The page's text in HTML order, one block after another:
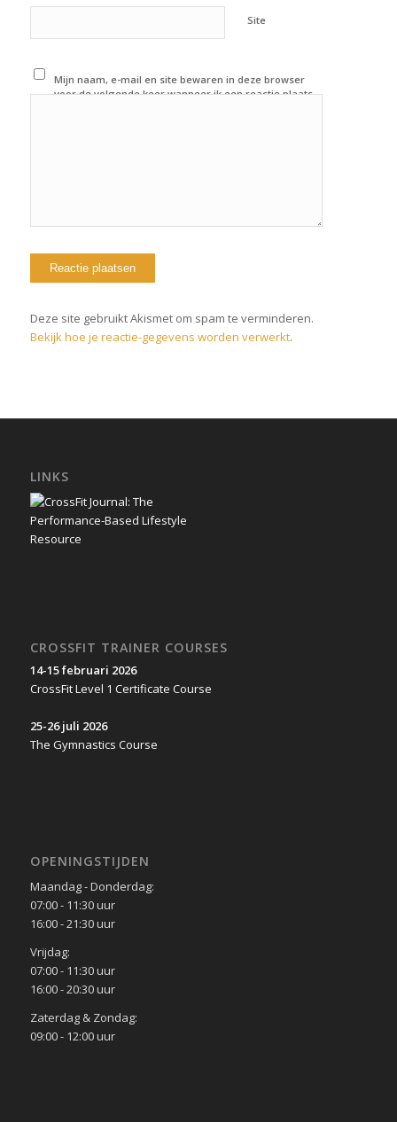
Site
Mijn naam, e-mail en site bewaren in deze browser
voor de volgende keer wanneer ik een reactie plaats.
Deze site gebruikt Akismet om spam te verminderen.
Bekijk hoe je reactie-gegevens worden verwerkt.
LINKS
CROSSFIT TRAINER COURSES
14-15 februari 2026
CrossFit Level 1 Certificate Course
25-26 juli 2026
The Gymnastics Course
OPENINGSTIJDEN
Maandag - Donderdag:
07:00 - 11:30 uur
16:00 - 21:30 uur
Vrijdag:
07:00 - 11:30 uur
16:00 - 20:30 uur
Zaterdag & Zondag:
09:00 - 12:00 uur